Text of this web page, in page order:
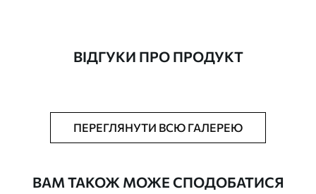
Додатково Можна додати лакове покриття.
ВІДГУКИ ПРО ПРОДУКТ
ПЕРЕГЛЯНУТИ ВСЮ ГАЛЕРЕЮ
ВАМ ТАКОЖ МОЖЕ СПОДОБАТИСЯ